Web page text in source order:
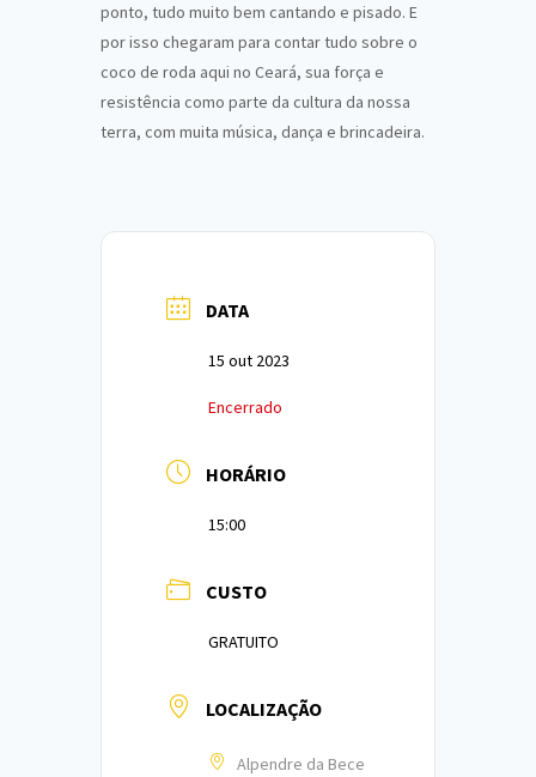
ponto, tudo muito bem cantando e pisado. E
por isso chegaram para contar tudo sobre o
coco de roda aqui no Ceará, sua força e
resistência como parte da cultura da nossa
terra, com muita música, dança e brincadeira.
DATA
15 out 2023
Encerrado
HORÁRIO
15:00
CUSTO
GRATUITO
LOCALIZAÇÃO
Alpendre da Bece